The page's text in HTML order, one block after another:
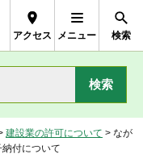
アクセス メニュー 検索
建設業の許可について > なが
付について